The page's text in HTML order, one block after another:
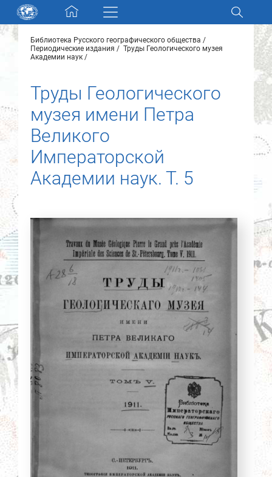
Skip navigation
Разделы и коллекции
Новости
О нас
Контакты
Партнеры
Библиотека Русского географического общества
Периодические издания
Труды Геологического музея
Академии наук
Труды Геологического
музея имени Петра
Великого
Императорской
Академии наук. Т. 5